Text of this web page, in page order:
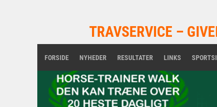
TRAVSERVICE –
FORSIDE NYHEDER RESULTATER LINKS